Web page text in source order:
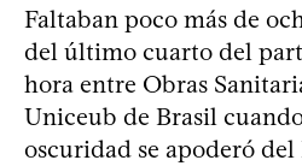
Faltaban poco más de
del último cuarto del
hora entre Obras
Uniceub de Brasil
oscuridad se apoderó del